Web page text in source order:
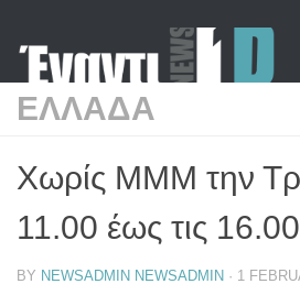
ΕΛΛΑΔΑ
Χωρίς ΜΜΜ την
11.00 έως τις
BY NEWSADMIN NEWSADMIN · 1